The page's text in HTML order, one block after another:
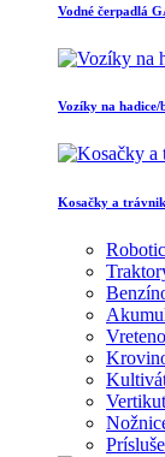
Vodné čerpadlá
Vozíky na hadice/
Kosačky a